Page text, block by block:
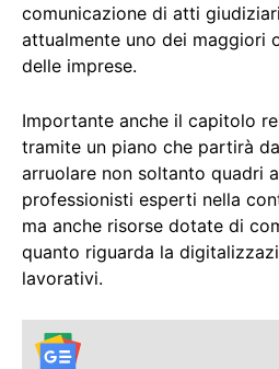
comunicazione di atti
attualmente uno dei maggiori
delle imprese.
Importante anche il capitolo
tramite un piano che partirà
arruolare non soltanto quadri
professionisti esperti nella
ma anche risorse dotate di
quanto riguarda la
lavorativi.